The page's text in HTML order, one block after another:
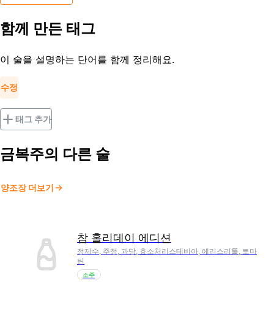
함께 만든 태그
이 술을 설명하는 단어를 함께 정리해요.
수정
태그 추가
금복주의 다른 술
양조장 더보기
참 홀리데이 에디션
정제수, 주정, 과당, 효소처리스테비아, 에리스리톨, 토마
틴
소주